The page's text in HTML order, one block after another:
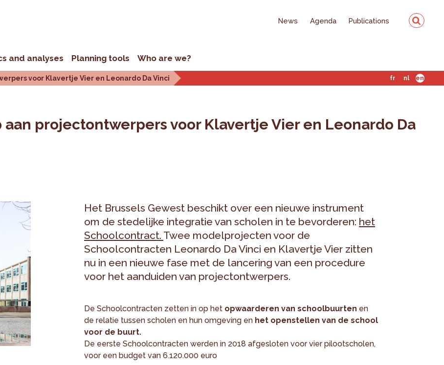
News Agenda Publications
and analyses Planning tools Who are we?
voor Klavertje Vier en Leonardo Da Vinci fr nl en
projectontwerpers voor Klavertje Vier en Leonardo Da
Het Brussels Gewest beschikt over een nieuwe instrument
om de stedelijke integratie van scholen in te bevorderen: het
Schoolcontract. Twee modelprojecten voor de
Schoolcontracten Leonardo Da Vinci en Klavertje Vier zitten
nu in een nieuwe fase met de lancering van een procedure
voor het aanduiden van projectontwerpers.
De Schoolcontracten zetten in op het opwaarderen van schoolbuurten en
de relatie tussen scholen en hun omgeving en het openstellen van de school
voor de buurt.
De eerste Schoolcontracten werden in 2018 afgesloten voor vier pilootscholen,
voor een budget van 6.120.000 euro